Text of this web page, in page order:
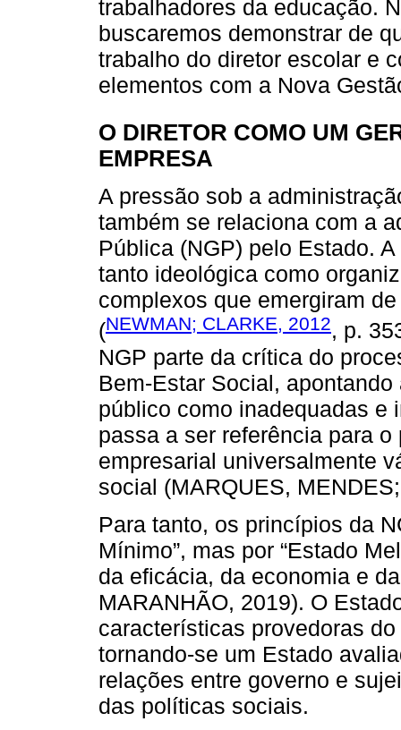
trabalhadores da educação.
buscaremos demonstrar de
trabalho do diretor escolar e
elementos com a Nova
O DIRETOR COMO UM
EMPRESA
A pressão sob a
também se relaciona com a
Pública (NGP) pelo Estado.
tanto ideológica como
complexos que emergiram
(NEWMAN; CLARKE, 2012, p.
NGP parte da crítica do
Bem-Estar Social,
público como inadequadas e
passa a ser referência para
empresarial universalmente
social (MARQUES,
Para tanto, os princípios da
Mínimo”, mas por “Estado
da eficácia, da economia e
MARANHÃO, 2019). O
características provedoras
tornando-se um Estado
relações entre governo e
das políticas sociais.